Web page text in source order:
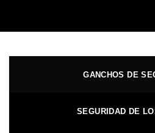
GANCHOS DE
SEGURIDAD DE